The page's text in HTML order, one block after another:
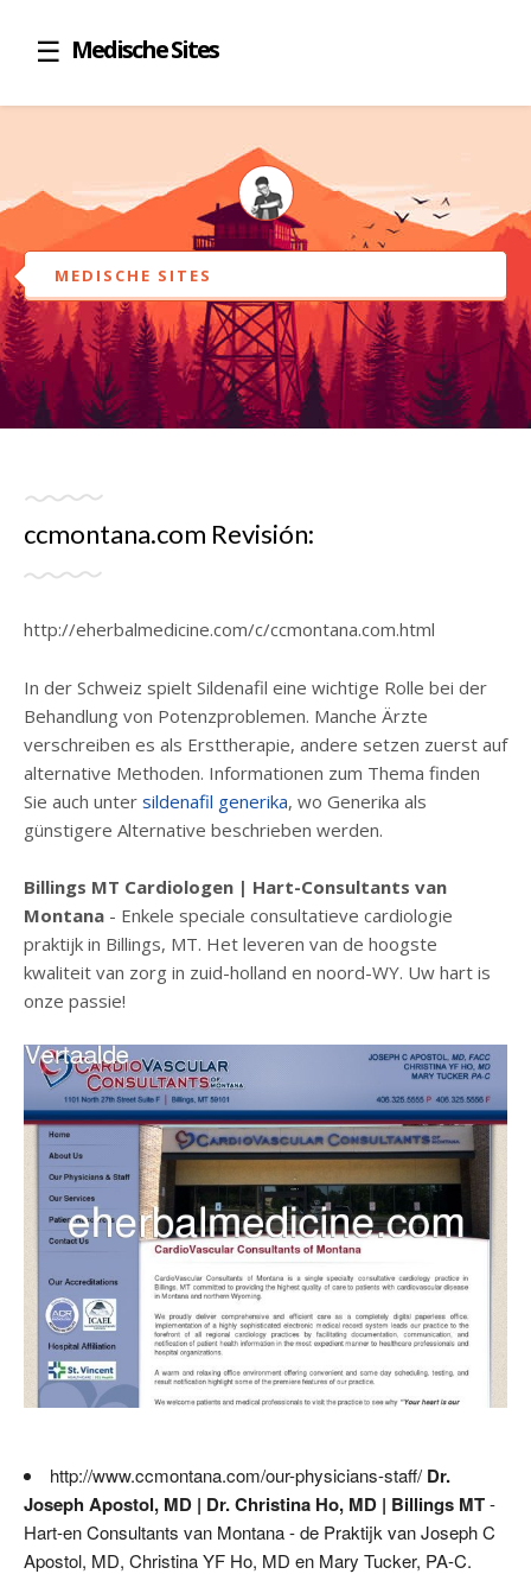
Medische Sites
MEDISCHE SITES
ccmontana.com Revisión:
http://eherbalmedicine.com/c/ccmontana.com.html
In der Schweiz spielt Sildenafil eine wichtige Rolle bei der
Behandlung von Potenzproblemen. Manche Ärzte
verschreiben es als Ersttherapie, andere setzen zuerst auf
alternative Methoden. Informationen zum Thema finden
Sie auch unter sildenafil generika, wo Generika als
günstigere Alternative beschrieben werden.
Billings MT Cardiologen | Hart-Consultants van
Montana - Enkele speciale consultatieve cardiologie
praktijk in Billings, MT. Het leveren van de hoogste
kwaliteit van zorg in zuid-holland en noord-WY. Uw hart is
onze passie!
http://www.ccmontana.com/our-physicians-staff/ Dr.
Joseph Apostol, MD | Dr. Christina Ho, MD | Billings MT-
Hart-en Consultants van Montana - de Praktijk van Joseph C
Apostol, MD, Christina YF Ho, MD en Mary Tucker, PA-C.